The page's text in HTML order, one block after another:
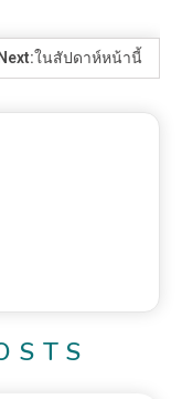
Next:ในสัปดาห์หน้านี้